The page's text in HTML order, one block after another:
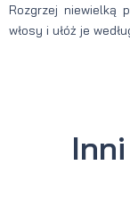
Rozgrzej niewielką
włosy i ułóż je